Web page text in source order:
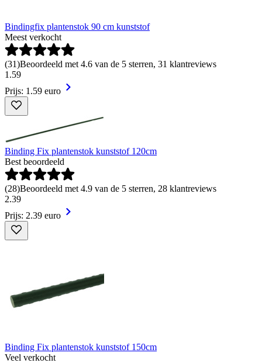
Bindingfix plantenstok 90 cm kunststof
Meest verkocht
(31)Beoordeeld met 4.6 van de 5 sterren, 31 klantreviews
1 .59
Prijs: 1.59 euro
Binding Fix plantenstok kunststof 120cm
Best beoordeeld
(28)Beoordeeld met 4.9 van de 5 sterren, 28 klantreviews
2.39
Prijs: 2.39 euro
Binding Fix plantenstok kunststof 150cm
Veel verkocht